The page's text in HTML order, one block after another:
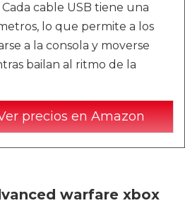
Cada cable USB tiene una
lo que permite a los
a la consola y moverse
bailan al ritmo de la
precios en Amazon
warfare xbox